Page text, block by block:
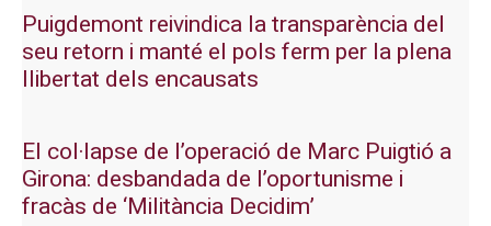
Puigdemont reivindica la transparència del
seu retorn i manté el pols ferm per la plena
llibertat dels encausats
El col·lapse de l’operació de Marc Puigtió a
Girona: desbandada de l’oportunisme i
fracàs de ‘Militància Decidim’